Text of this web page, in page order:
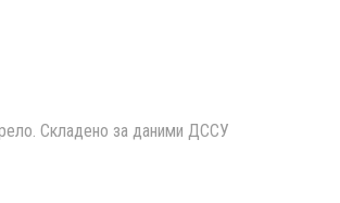
Складено за даними ДССУ